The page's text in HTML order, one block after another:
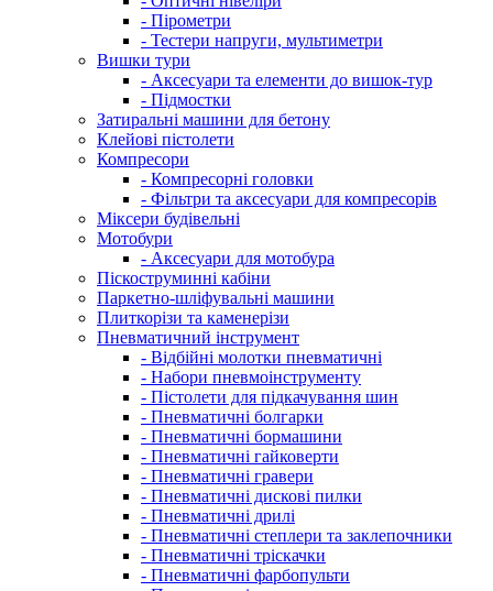
- Пірометри
- Тестери напруги, мультиметри
Вишки тури
- Аксесуари та елементи до вишок-тур
- Підмостки
Затиральні машини для бетону
Клейові пістолети
Компресори
- Компресорні головки
- Фільтри та аксесуари для компресорів
Міксери будівельні
Мотобури
- Аксесуари для мотобура
Піскоструминні кабіни
Паркетно-шліфувальні машини
Плиткорізи та каменерізи
Пневматичний інструмент
- Відбійні молотки пневматичні
- Набори пневмоінструменту
- Пістолети для підкачування шин
- Пневматичні болгарки
- Пневматичні бормашини
- Пневматичні гайковерти
- Пневматичні гравери
- Пневматичні дискові пилки
- Пневматичні дрилі
- Пневматичні степлери та заклепочники
- Пневматичні тріскачки
- Пневматичні фарбопульти